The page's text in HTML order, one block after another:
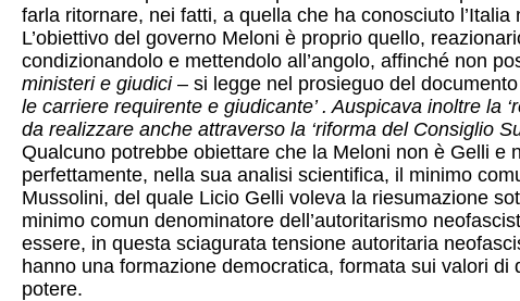
farla ritornare, nei fatti, a quella che ha conosciuto
L’obiettivo del governo Meloni è proprio quello,
condizionandolo e mettendolo all’angolo, affinché non
ministeri e giudici– si legge nel prosieguo del
le carriere requirente e giudicante’ . Auspicava inoltre la
da realizzare anche attraverso la ‘riforma del Consiglio
Qualcuno potrebbe obiettare che la Meloni non è Gelli
perfettamente, nella sua analisi scientifica, il minimo
Mussolini, del quale Licio Gelli voleva la riesumazione
minimo comun denominatore dell’autoritarismo
essere, in questa sciagurata tensione autoritaria
hanno una formazione democratica, formata sui valori
potere.